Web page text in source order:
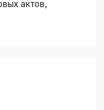
актов,